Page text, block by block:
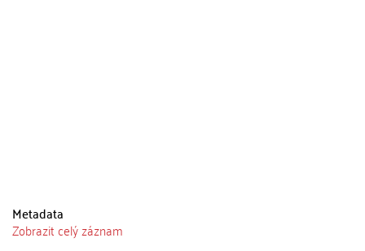
Metadata
Zobrazit celý záznam